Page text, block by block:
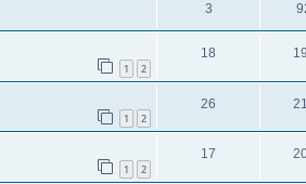
3
1 2
18
1 2
26
1 2
17